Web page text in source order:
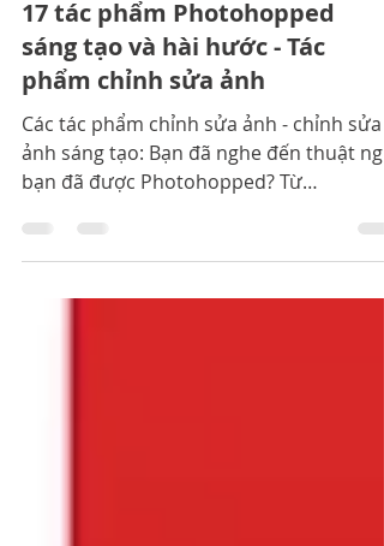
17 tác phẩm Photohopped
sáng tạo và hài hước - Tác
phẩm chỉnh sửa ảnh
Các tác phẩm chỉnh sửa ảnh - chỉnh sửa
bạn đã được Photohopped? Từ
photoshopped được các nhiếp ảnh